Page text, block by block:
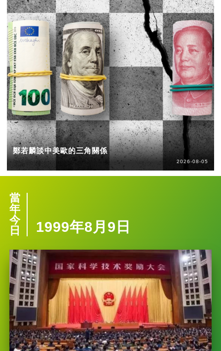
鄭若麟談中美歐的三角關係
2026-08-05
當
年
今
日
1999年8月9日